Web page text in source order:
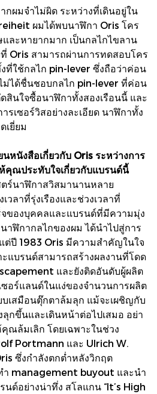
กผมจำไม่ผิด ระหว่างที่เดินอยู่ใน
ผมได้พบนาฬิกา Oris โคร
และหายากมาก เป็นกลไกไขลาน
Oris สามารถผ่านการทดสอบโคร
ที่ใช้กลไก pin-lever ซึ่งถือว่าค่อน
ม่ได้ชื่นชอบกลไก pin-lever ที่ค่อน
สินใจซื้อนาฬิกาทั้งสองเรือนนี้ และ
รเซอร์วิสอย่างละเอียด นาฬิกาทั้ง
เยี่ยม
หนังสือเกี่ยวกับ Oris ระหว่างการ
คุณประทับใจเกี่ยวกับแบรนด์นี้
ร์นาฬิกาสวิสมานานหลาย
วลาที่รุ่งเรืองและช่วงเวลาที่
จของบุคคลและแบรนด์ที่มีความมุ่ง
าฬิกากลไกของผม ได้นำไปสู่การ
ต่ปี 1983 Oris มีความสำคัญในใจ
แบรนด์สามารถสร้างผลงานที่โดด
และยังติดอันดับผู้ผลิต
อร์แลนด์ในแง่ของจำนวนการผลิต
บเสมือนตุ๊กตาล้มลุก แม้จะเผชิญกับ
กขึ้นและเดินหน้าต่อไปเสมอ อย่า
ณล้มเลิก โดยเฉพาะในช่วง
Portmann และ Ulrich W.
ซึ่งกำลังตกต่ำหลังวิกฤต
ำ management buyout และนำ
ด์อย่างน่าทึ่ง สโลแกน “It’s High